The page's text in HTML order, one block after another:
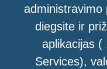
administravimo
diegsite ir
aplikacijas (
Services),